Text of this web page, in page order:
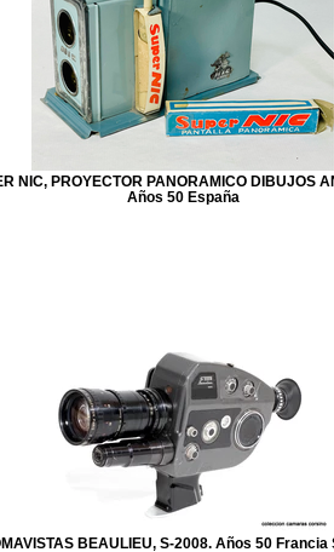
NIC, PROYECTOR PANORAMICO DIBUJOS
Años 50 España
BEAULIEU, S-2008. Años 50 Francia